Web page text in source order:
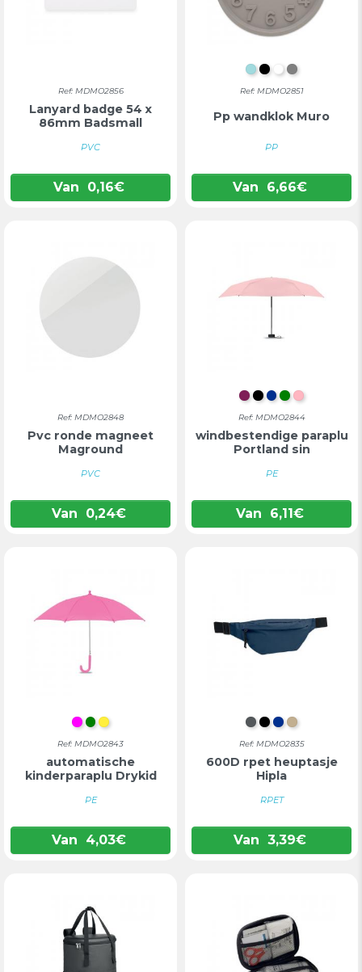
Ref: MDMO2856
Lanyard badge 54 x
86mm Badsmall
PVC
Van 0,16€
MINTGROEN
ZWART
WITGRIJS
Ref: MDMO2851
Pp wandklok Muro
PP
Van 6,66€
Ref: MDMO2848
Pvc ronde magneet
Maground
PVC
Van 0,24€
BORDEAUX
ZWART
BLAUW
GROEN
ROZE
Ref: MDMO2844
windbestendige paraplu
Portland sin
PE
Van 6,11€
FUCHSIA
GROEN
GEEL
Ref: MDMO2843
automatische
kinderparaplu Drykid
PE
Van 4,03€
DONKERGRIJS
ZWART
BLAUW
KAKI
Ref: MDMO2835
600D rpet heuptasje
Hipla
RPET
Van 3,39€